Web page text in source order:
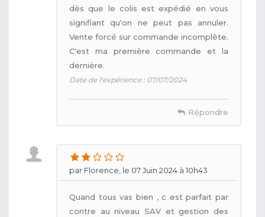
dès que le colis est expédié en vous
signifiant qu'on ne peut pas annuler.
Vente forcé sur commande incomplète.
C'est ma première commande et la
dernière.
Date de l'expérience : 07/07/2024
Répondre
par Florence, le 07 Juin 2024 à 10h43
Quand tous vas bien , c est parfait par
contre au niveau SAV et gestion des